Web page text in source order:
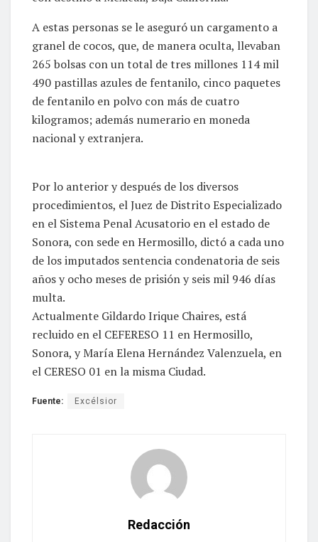
A estas personas se le aseguró un cargamento a
granel de cocos, que, de manera oculta, llevaban
265 bolsas con un total de tres millones 114 mil
490 pastillas azules de fentanilo, cinco paquetes
de fentanilo en polvo con más de cuatro
kilogramos; además numerario en moneda
nacional y extranjera.
Por lo anterior y después de los diversos
procedimientos, el Juez de Distrito Especializado
en el Sistema Penal Acusatorio en el estado de
Sonora, con sede en Hermosillo, dictó a cada uno
de los imputados sentencia condenatoria de seis
años y ocho meses de prisión y seis mil 946 días
multa.
Actualmente Gildardo Irique Chaires, está
recluido en el CEFERESO 11 en Hermosillo,
Sonora, y María Elena Hernández Valenzuela, en
el CERESO 01 en la misma Ciudad.
Fuente: Excélsior
Redacción